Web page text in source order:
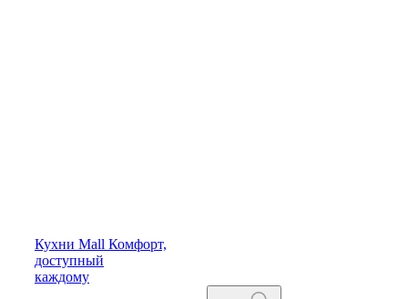
Кухни Mall Комфорт,
доступный
каждому